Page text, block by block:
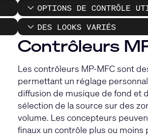
OPTIONS DE CONTRÔLE
DES LOOKS VARIÉS
Contrôleurs
Les contrôleurs MP-MFC sont
permettant un réglage
diffusion de musique de fond et
sélection de la source sur des
volume. Les concepteurs
finaux un contrôle plus ou